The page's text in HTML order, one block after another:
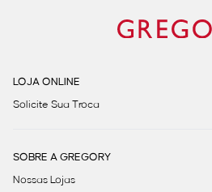
LOJA ONLINE
Solicite Sua Troca
SOBRE A GREGORY
Nossas Lojas